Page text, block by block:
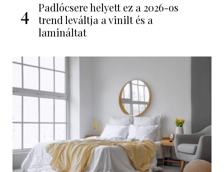
4
Padlócsere helyett ez a 2026-os
trend leváltja a vinilt és a
lamináltat